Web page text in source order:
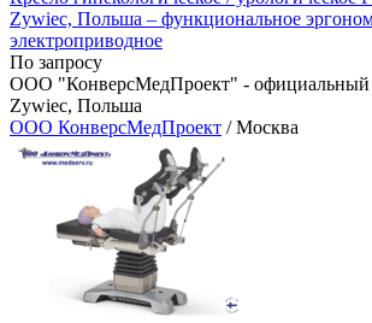
Zywiec, Польша – функциональное
электроприводное
По запросу
ООО "КонверсМедПроект" - официальный
Zywiec, Польша
ООО КонверсМедПроект / Москва